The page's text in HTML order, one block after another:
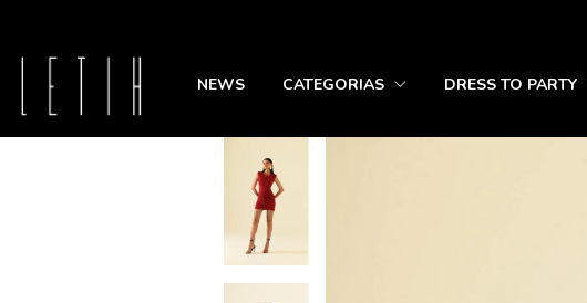
NEWS CATEGORIAS DRESS TO PARTY